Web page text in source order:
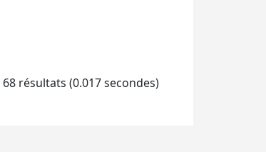
68 résultats (0.017 secondes)